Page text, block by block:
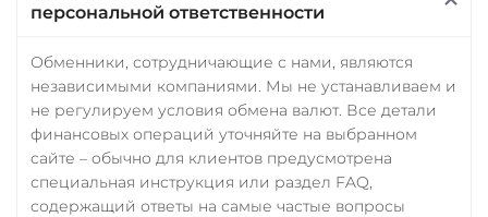
персональной ответственности
Обменники, сотрудничающие с нами, являются
независимыми компаниями. Мы не устанавливаем и
не регулируем условия обмена валют. Все детали
финансовых операций уточняйте на выбранном
сайте – обычно для клиентов предусмотрена
специальная инструкция или раздел FAQ,
содержащий ответы на самые частые вопросы